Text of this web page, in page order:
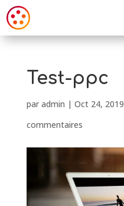
Test-ppc
par admin | Oct 24, 2019
commentaires